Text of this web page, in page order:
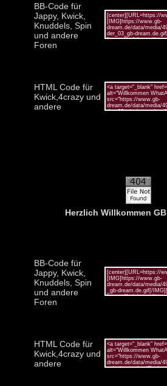
BB-Code für
Jappy, Kwick,
Knuddels, Spin
und andere
Foren
HTML Code für
Kwick,4crazy und
andere
Herzlich Willkommen GB
BB-Code für
Jappy, Kwick,
Knuddels, Spin
und andere
Foren
HTML Code für
Kwick,4crazy und
andere